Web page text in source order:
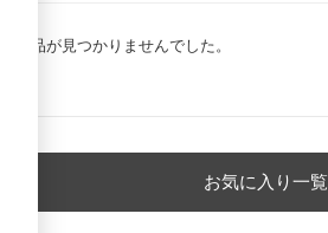
商品が見つかりませんでした。
お気に入り一覧